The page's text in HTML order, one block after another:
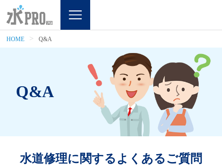
HOME Q&A
Q&A
水道修理に関するよくあるご質問